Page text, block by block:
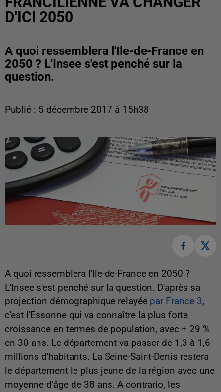
D'ICI 2050
A quoi ressemblera l'Ile-de-France en
2050 ? L'Insee s'est penché sur la
question.
Publié : 5 décembre 2017 à 15h38
A quoi ressemblera l'Ile-de-France en 2050 ?
L'Insee s'est penché sur la question. D'après sa
projection démographique relayée par France 3,
c'est l'Essonne qui va connaître la plus forte
croissance en termes de population, avec + 29 %
en 30 ans. Le département va passer de 1,3 à 1,6
millions d'habitants. La Seine-Saint-Denis restera
le département le plus jeune de la région avec une
moyenne d'âge de 38 ans. A contrario, les